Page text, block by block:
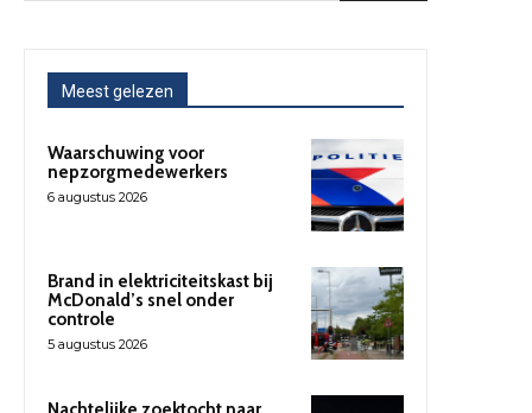
Meest gelezen
Waarschuwing voor
nepzorgmedewerkers
6 augustus 2026
Brand in elektriciteitskast bij
McDonald’s snel onder
controle
5 augustus 2026